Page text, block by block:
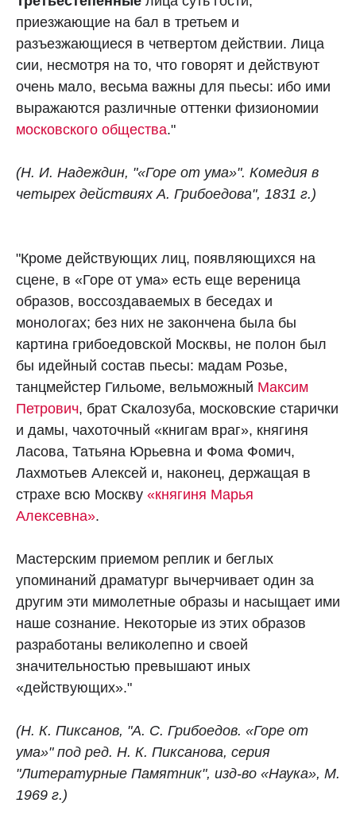
приезжающие на бал в третьем и
разъезжающиеся в четвертом действии. Лица
сии, несмотря на то, что говорят и действуют
очень мало, весьма важны для пьесы: ибо ими
выражаются различные оттенки физиономии
московского общества."
(Н. И. Надеждин, "«Горе от ума»". Комедия в
четырех действиях А. Грибоедова", 1831 г.)
"Кроме действующих лиц, появляющихся на
сцене, в «Горе от ума» есть еще вереница
образов, воссоздаваемых в беседах и
монологах; без них не закончена была бы
картина грибоедовской Москвы, не полон был
бы идейный состав пьесы: мадам Розье,
танцмейстер Гильоме, вельможный Максим
Петрович, брат Скалозуба, московские старички
и дамы, чахоточный «книгам враг», княгиня
Ласова, Татьяна Юрьевна и Фома Фомич,
Лахмотьев Алексей и, наконец, держащая в
страхе всю Москву «княгиня Марья
Алексевна».
Мастерским приемом реплик и беглых
упоминаний драматург вычерчивает один за
другим эти мимолетные образы и насыщает ими
наше сознание. Некоторые из этих образов
разработаны великолепно и своей
значительностью превышают иных
«действующих»."
(Н. К. Пиксанов, "А. С. Грибоедов. «Горе от
ума»" под ред. Н. К. Пиксанова, серия
"Литературные Памятник", изд-во «Наука», М.
1969 г.)